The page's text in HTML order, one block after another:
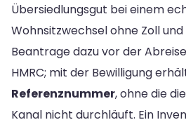
Übersiedlungsgut bei einem
Wohnsitzwechsel ohne Zoll
Beantrage dazu vor der
HMRC; mit der Bewilligung
Referenznummer, ohne die
Kanal nicht durchläuft. Ein